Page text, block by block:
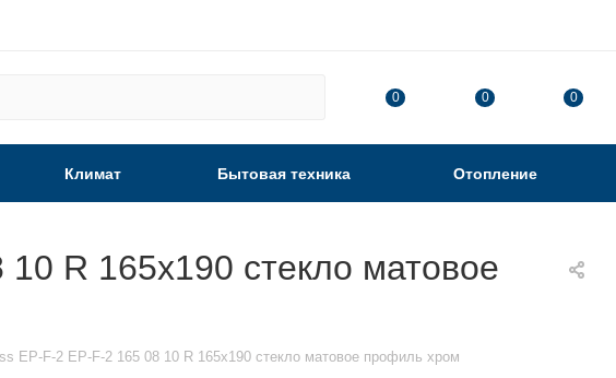
0 0 0
Климат Бытовая техника Отопление
R 165х190 стекло матовое
EP-F-2 EP-F-2 165 08 10 R 165х190 стекло матовое профиль хром